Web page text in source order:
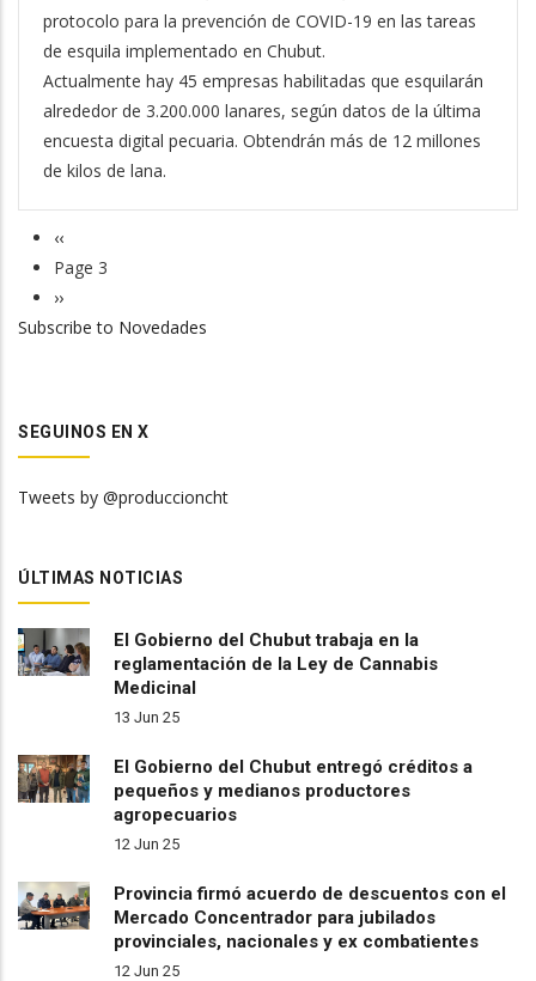
protocolo para la prevención de COVID-19 en las tareas
de esquila implementado en Chubut.
Actualmente hay 45 empresas habilitadas que esquilarán
alrededor de 3.200.000 lanares, según datos de la última
encuesta digital pecuaria. Obtendrán más de 12 millones
de kilos de lana.
Pagination
Previous
page
‹‹
Page 3
Next
page
››
Subscribe to Novedades
SEGUINOS EN X
Tweets by @produccioncht
ÚLTIMAS NOTICIAS
El Gobierno del Chubut trabaja en la
reglamentación de la Ley de Cannabis
Medicinal
13 Jun 25
El Gobierno del Chubut entregó créditos a
pequeños y medianos productores
agropecuarios
12 Jun 25
Provincia firmó acuerdo de descuentos con el
Mercado Concentrador para jubilados
provinciales, nacionales y ex combatientes
12 Jun 25